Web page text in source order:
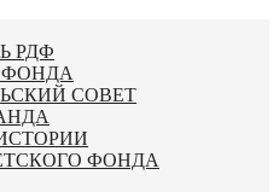
РДФ
ФОНДА
СОВЕТ
ФОНДА